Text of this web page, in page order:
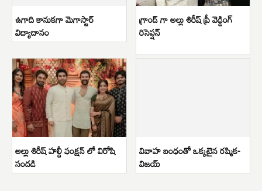
ఉగాది కానుకగా మెగాస్టార్
విద్యాదానం
గ్రాండ్ గా అల్లు శిరీష్ ప్రీ వెడ్డింగ్
రిసెప్షన్
అల్లు శిరీష్ హల్దీ ఫంక్షన్ లో విరోషి
సందడి
వివాహ బంధంతో ఒక్కటైన రష్మిక-
విజయ్